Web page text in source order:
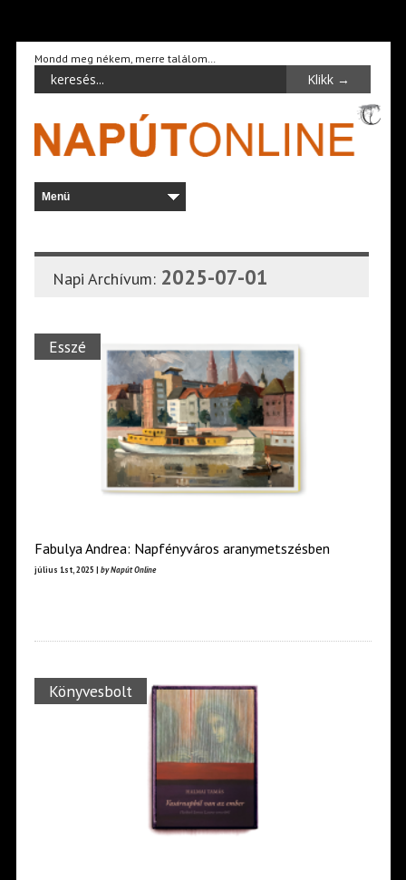
Mondd meg nékem, merre találom…
Napi Archívum: 2025-07-01
Esszé
Fabulya Andrea: Napfényváros aranymetszésben
július 1st, 2025 | by Napút Online
Könyvesbolt